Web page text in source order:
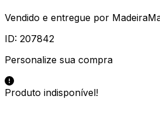
Vendido e entregue por
ID: 207842
Personalize sua compra
Produto indisponível!